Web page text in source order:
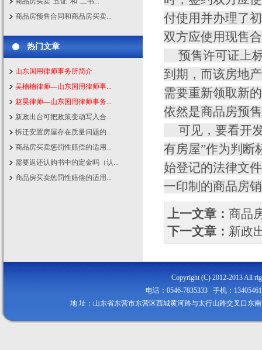
商品房预售合同和商品房买卖...
热门文章
山东国用律师事务所简介
吴楠楠律师—山东国用律师事...
赵昊律师—山东国用律师事务...
新政出台可把政策变动写入合...
拆迁安置房屋存在质量问题的...
商品房买卖惩罚性赔偿的适用...
需要返还认购书中的定金吗（认...
商品房买卖惩罚性赔偿的适用...
付使用并办理了
双方应使用现售
预售许可证上
到期，而该房地
需要重新领取新
依然是商品房预
可见，要看开
有房屋”作为判断
始登记的法律文
一印制的商品房
上一文章： 商品
下一文章： 新政
Copyright (C) 2012-2013 All
电话：0546-7835333 手机：
地 址：山东省东营市东营区西城黄河路与太行山路交叉口东